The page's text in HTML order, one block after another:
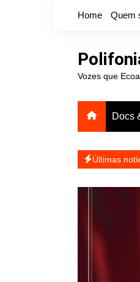
Home Quem
Vozes que
Docs
Últimas